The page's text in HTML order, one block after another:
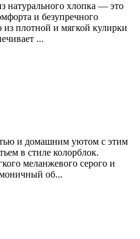
натурального хлопка — это
и безупречного
из плотной и мягкой кулирки
...
и домашним уютом с этим
в стиле колорблок.
меланжевого серого и
об...